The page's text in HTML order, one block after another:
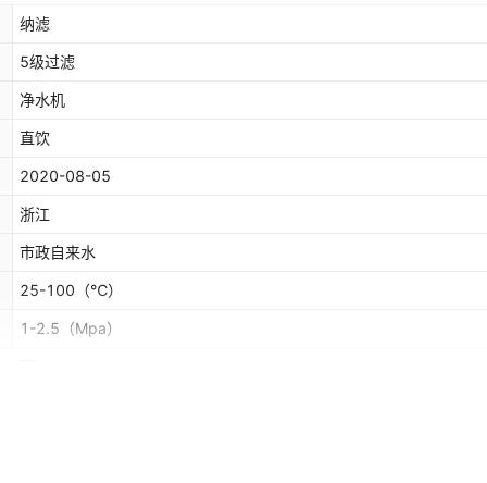
纳滤
5级过滤
净水机
直饮
2020-08-05
浙江
市政自来水
25-100 （℃）
1-2.5 （Mpa）